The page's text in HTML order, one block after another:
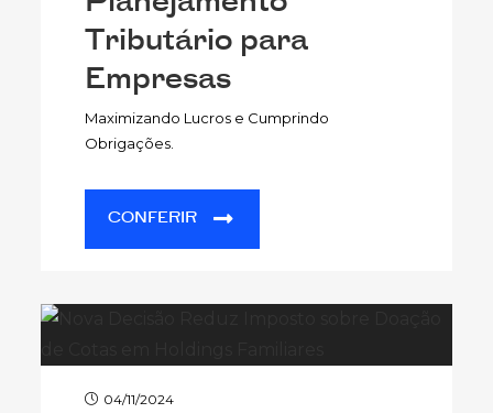
Tributário para
Empresas
Maximizando Lucros e Cumprindo
Obrigações.
CONFERIR
04/11/2024